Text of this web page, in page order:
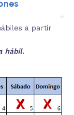
a partir
hábil.